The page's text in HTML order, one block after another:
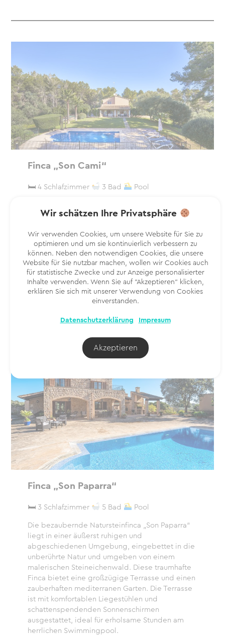
Finca „Son Cami“
🛏 4 Schlafzimmer 3 Bad
Pool
einen unvergesslichen Urlaub auf Mallorca. Sie
Fischerort Portocolom entfernt und bietet einen
einfachen Zugang zu den wunderschönen
Sandstränden mit kristallklarem Wasser.
Kostenlos vorreservieren
Finca „Son Paparra“
🛏 3 Schlafzimmer 5 Bad
Pool
Die bezaubernde Natursteinfinca „Son Paparra“
liegt in einer äußerst ruhigen und
abgeschiedenen Umgebung, eingebettet in die
unberührte Natur und umgeben von einem
malerischen Steineichenwald. Diese traumhafte
Finca bietet eine großzügige Terrasse und einen
zauberhaften mediterranen Garten. Die Terrasse
ist mit komfortablen Liegestühlen und
schattenspendenden Sonnenschirmen
ausgestattet, ideal für erholsame Stunden am
herrlichen Swimmingpool.
Wir schätzen Ihre Privatsphäre
Wir verwenden Cookies, um unsere Website für Sie zu
optimieren und um sie kontinuierlich verbessern zu
können. Neben den notwendigen Cookies, die unsere
Website für Sie nutzbar machen, wollen wir Cookies auch
für statistische Zwecke und zur Anzeige personalisierter
Inhalte verwenden. Wenn Sie auf "Akzeptieren" klicken,
erklären Sie sich mit unserer Verwendung von Cookies
einverstanden.
Datenschutzerklärung Impresum
Akzeptieren